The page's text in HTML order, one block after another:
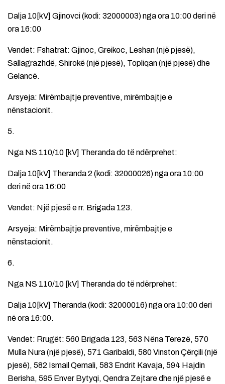
Dalja 10[kV] Gjinovci (kodi: 32000003) nga ora 10:00 deri në
ora 16:00
Vendet: Fshatrat: Gjinoc, Greikoc, Leshan (një pjesë),
Sallagrazhdë, Shirokë (një pjesë), Topliqan (një pjesë) dhe
Gelancë.
Arsyeja: Mirëmbajtje preventive, mirëmbajtje e
nënstacionit.
5.
Nga NS 110/10 [kV] Theranda do të ndërprehet:
Dalja 10[kV] Theranda 2 (kodi: 32000026) nga ora 10:00
deri në ora 16:00
Vendet: Një pjesë e rr. Brigada 123.
Arsyeja: Mirëmbajtje preventive, mirëmbajtje e
nënstacionit.
6.
Nga NS 110/10 [kV] Theranda do të ndërprehet:
Dalja 10[kV] Theranda (kodi: 32000016) nga ora 10:00 deri
në ora 16:00.
Vendet: Rrugët: 560 Brigada 123, 563 Nëna Terezë, 570
Mulla Nura (një pjesë), 571 Garibaldi, 580 Vinston Çërçili (një
pjesë), 582 Ismail Qemali, 583 Endrit Kavaja, 594 Hajdin
Berisha, 595 Enver Bytyqi, Qendra Zejtare dhe një pjesë e